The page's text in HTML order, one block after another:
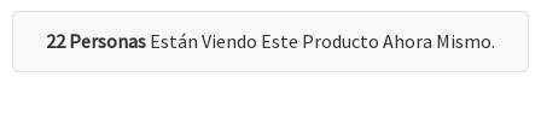
22 Personas Están Viendo Este Producto Ahora Mismo.